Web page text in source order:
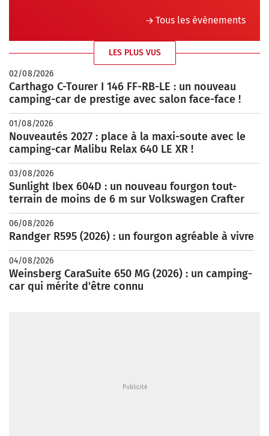
Tous les évènements
LES PLUS VUS
02/08/2026
Carthago C-Tourer I 146 FF-RB-LE : un nouveau
camping-car de prestige avec salon face-face !
01/08/2026
Nouveautés 2027 : place à la maxi-soute avec le
camping-car Malibu Relax 640 LE XR !
03/08/2026
Sunlight Ibex 604D : un nouveau fourgon tout-
terrain de moins de 6 m sur Volkswagen Crafter
06/08/2026
Randger R595 (2026) : un fourgon agréable à vivre
04/08/2026
Weinsberg CaraSuite 650 MG (2026) : un camping-
car qui mérite d'être connu